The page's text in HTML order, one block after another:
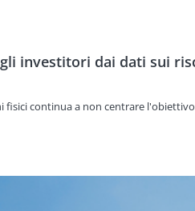
investitori dai dati sui
fisici continua a non centrare